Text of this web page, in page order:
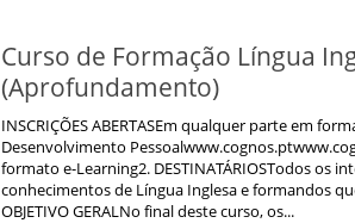
Curso de Formação Língua
(Aprofundamento)
INSCRIÇÕES ABERTASEm qualquer parte em
Desenvolvimento
formato e-Learning2. DESTINATÁRIOSTodos os
conhecimentos de Língua Inglesa e formandos
OBJETIVO GERALNo final deste curso, os...